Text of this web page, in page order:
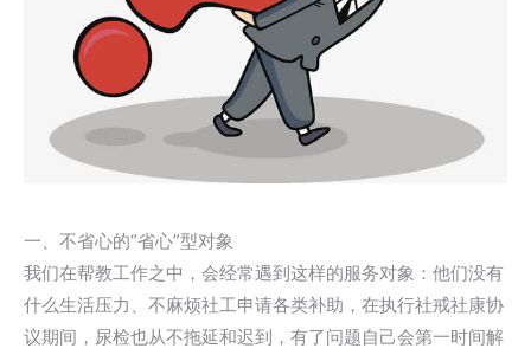
一、不省心的“省心”型对象
我们在帮教工作之中，会经常遇到这样的服务对象：他们没有
什么生活压力、不麻烦社工申请各类补助，在执行社戒社康协
议期间，尿检也从不拖延和迟到，有了问题自己会第一时间解